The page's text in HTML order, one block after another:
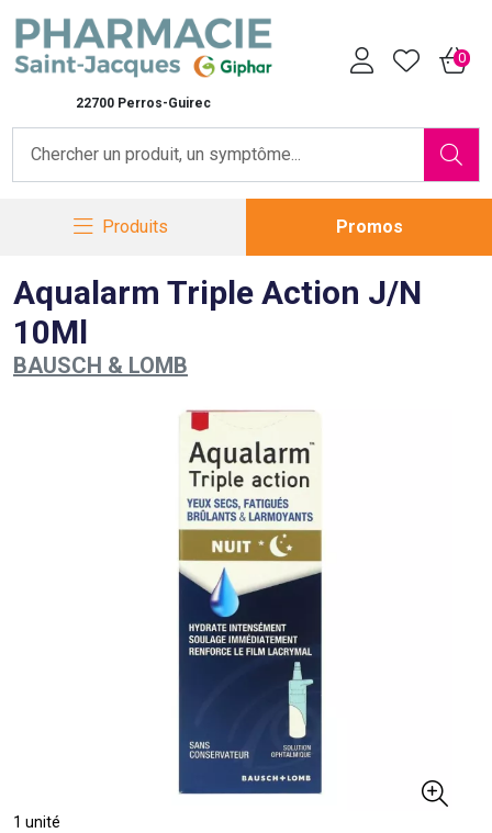
22700 Perros-Guirec
0
Produits Promos
Aqualarm Triple Action J/N
10Ml
BAUSCH & LOMB
1 unité